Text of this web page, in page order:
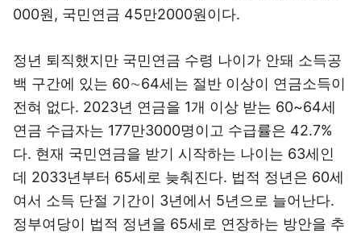
000원, 국민연금 45만2000원이다.
정년 퇴직했지만 국민연금 수령 나이가 안돼 소득공
백 구간에 있는 60∼64세는 절반 이상이 연금소득이
전혀 없다. 2023년 연금을 1개 이상 받는 60~64세
연금 수급자는 177만3000명이고 수급률은 42.7%
다. 현재 국민연금을 받기 시작하는 나이는 63세인
데 2033년부터 65세로 늦춰진다. 법적 정년은 60세
여서 소득 단절 기간이 3년에서 5년으로 늘어난다.
정부여당이 법적 정년을 65세로 연장하는 방안을 추